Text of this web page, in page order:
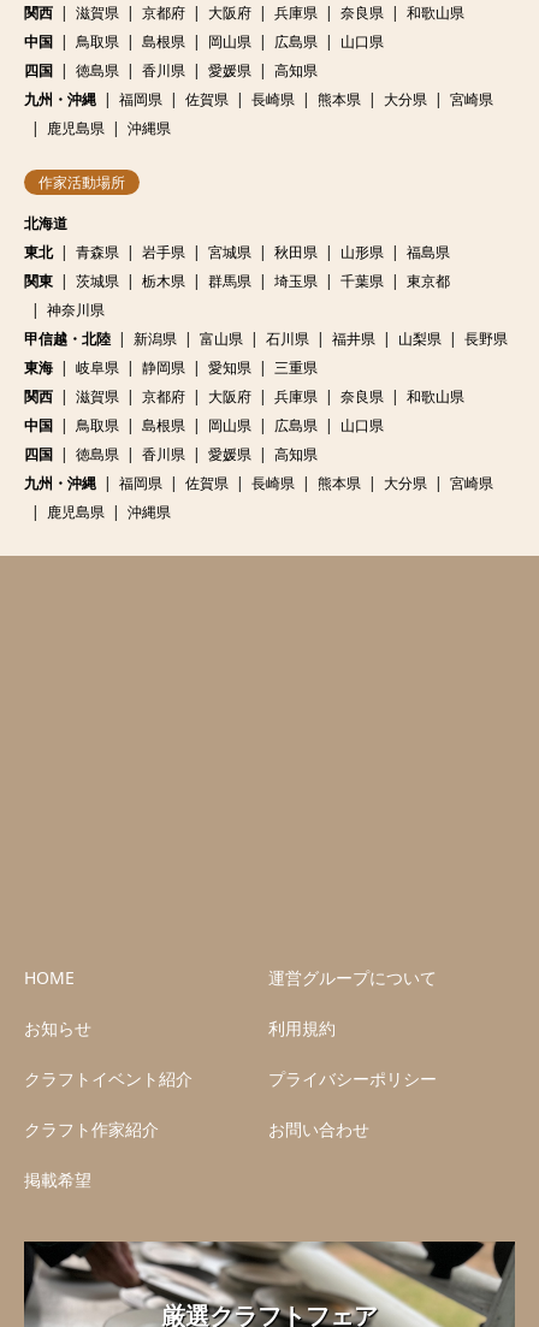
関西
滋賀県 京都府 大阪府 兵庫県 奈良県
和歌山県
中国
鳥取県 島根県 岡山県 広島県
山口県
四国
徳島県 香川県 愛媛県
高知県
九州・沖縄
福岡県 佐賀県 長崎県 熊本県 大分県
宮崎県
鹿児島県
沖縄県
作家活動場所
北海道
東北
青森県 岩手県 宮城県 秋田県 山形県
福島県
関東
茨城県 栃木県 群馬県 埼玉県 千葉県
東京都
神奈川県
甲信越・北陸
新潟県 富山県 石川県 福井県 山梨県
長野県
東海
岐阜県 静岡県 愛知県
三重県
関西
滋賀県 京都府 大阪府 兵庫県 奈良県
和歌山県
中国
鳥取県 島根県 岡山県 広島県
山口県
四国
徳島県 香川県 愛媛県
高知県
九州・沖縄
福岡県 佐賀県 長崎県 熊本県 大分県
宮崎県
鹿児島県
沖縄県
HOME
お知らせ
クラフトイベント紹介
クラフト作家紹介
掲載希望
運営グループについて
利用規約
プライバシーポリシー
お問い合わせ
厳選クラフトフェア